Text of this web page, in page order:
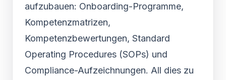
aufzubauen: Onboarding-Programme,
Kompetenzmatrizen,
Kompetenzbewertungen, Standard
Operating Procedures (SOPs) und
Compliance-Aufzeichnungen. All dies zu